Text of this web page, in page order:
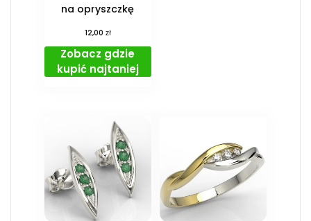
na opryszczkę
12,00 zł
Zobacz gdzie
kupić najtaniej